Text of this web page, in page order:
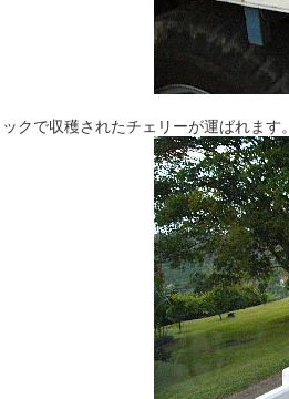
クで収穫されたチェリーが運ばれます。